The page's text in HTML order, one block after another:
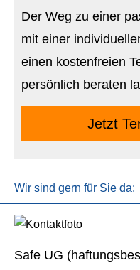
Der Weg zu einer
mit einer
einen kostenfreien
persönlich beraten
Jetzt
Wir sind gern für Sie da:
Safe UG